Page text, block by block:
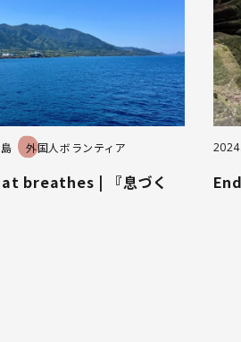
外国人ボランティア
breathes | 『息づく